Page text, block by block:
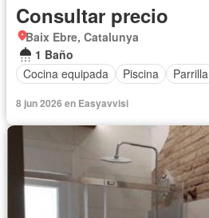
Consultar precio
Baix Ebre, Catalunya
1 Baño
Cocina equipada
Piscina Parrilla
8 jun 2026 en Easyavvisi